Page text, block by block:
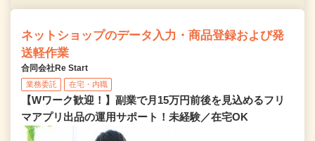
ネットショップのデータ入力・商品登録および発
送軽作業
合同会社Re Start
業務委託 在宅・内職
【Wワーク歓迎！】副業で月15万円前後を見込めるフリ
マアプリ出品の運用サポート！未経験／在宅OK